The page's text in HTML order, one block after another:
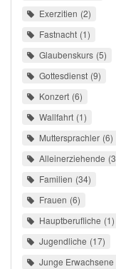
Exerzitien 2
Fastnacht 1
Glaubenskurs 5
Gottesdienst 9
Konzert 6
Wallfahrt 1
Muttersprachler 6
Alleinerziehende 3
Familien 34
Frauen 6
Hauptberufliche 1
Jugendliche 17
Junge Erwachsene